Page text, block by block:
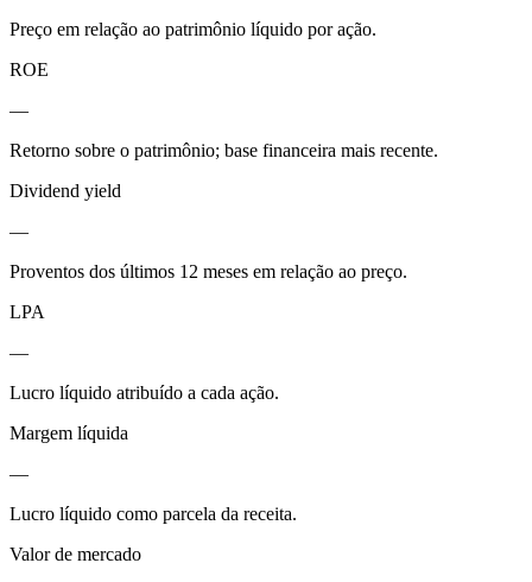
Preço em relação ao patrimônio líquido por ação.
ROE
—
Retorno sobre o patrimônio; base financeira mais recente.
Dividend yield
—
Proventos dos últimos 12 meses em relação ao preço.
LPA
—
Lucro líquido atribuído a cada ação.
Margem líquida
—
Lucro líquido como parcela da receita.
Valor de mercado